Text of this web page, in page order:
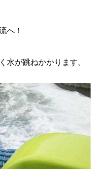
へ！
水が跳ねかかります。